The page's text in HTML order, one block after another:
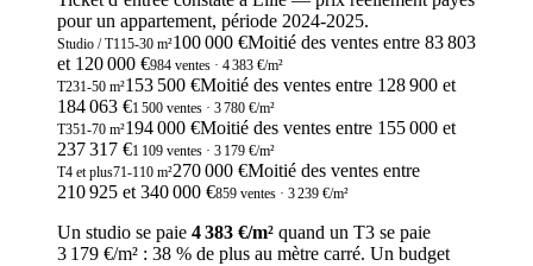
pour un appartement, période 2024-2025.
Studio / T115-30 m²100 000 €Moitié des ventes entre 83 803
et 120 000 €984 ventes · 4 383 €/m²
T231-50 m²153 500 €Moitié des ventes entre 128 900 et
184 063 €1 500 ventes · 3 780 €/m²
T351-70 m²194 000 €Moitié des ventes entre 155 000 et
237 317 €1 109 ventes · 3 179 €/m²
T4 et plus71-110 m²270 000 €Moitié des ventes entre
210 925 et 340 000 €859 ventes · 3 239 €/m²
Un studio se paie 4 383 €/m² quand un T3 se paie
3 179 €/m² : 38 % de plus au mètre carré. Un budget